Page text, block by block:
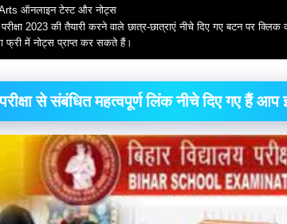
Arts ऑनलाइन टेस्ट और नोट्स
परीक्षा 2023 की तैयारी करने वाले छात्र-छात्राएं नीचे दिए गए बटन पर
फ्री में नोट्स प्राप्त कर सकते हैं।
परीक्षा से संबंधित महत्वपूर्ण लिंक नीचे दिए गए हैं